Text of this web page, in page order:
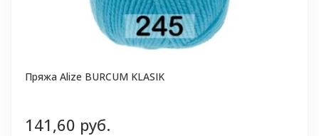
Пряжа Alize BURCUM KLASIK
141,60 руб.